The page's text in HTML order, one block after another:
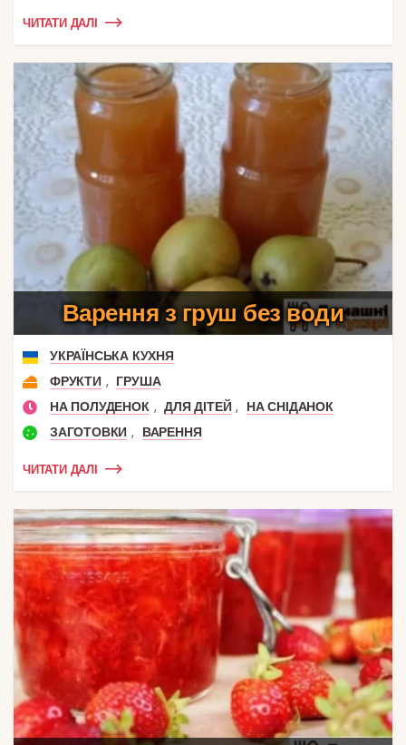
ЧИТАТИ ДАЛІ
Варення з груш без води
УКРАЇНСЬКА КУХНЯ
ФРУКТИ ,
ГРУША
НА ПОЛУДЕНОК , ДЛЯ ДІТЕЙ ,
НА СНІДАНОК
ЗАГОТОВКИ , ВАРЕННЯ
ЧИТАТИ ДАЛІ